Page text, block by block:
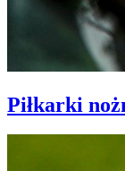
Piłkarki